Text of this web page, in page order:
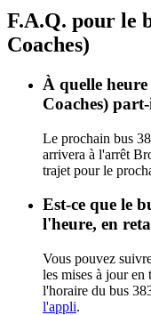
F.A.Q. pour le
Coaches)
À quelle
Coaches)
Le prochain bus
arrivera à l'arrêt
trajet pour le
Est-ce que le
l'heure, en
Vous pouvez
les mises à jour en
l'horaire du bus
l'appli.